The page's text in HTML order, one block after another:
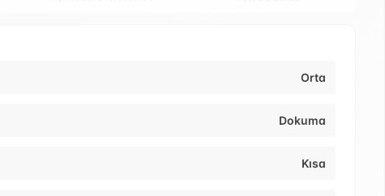
Orta
Dokuma
Kısa